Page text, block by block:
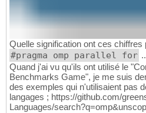
Quelle signification ont ces chiffres
#pragma omp parallel for
Quand j'ai vu qu'ils ont utilisé le
Benchmarks Game", je me suis
des exemples qui n'utilisaient pas
langages ; https://github.com/
Languages/